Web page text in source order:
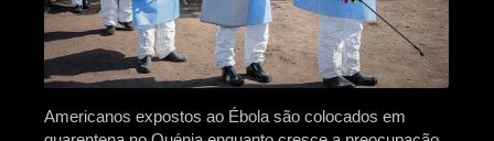
Americanos expostos ao Ébola são colocados em